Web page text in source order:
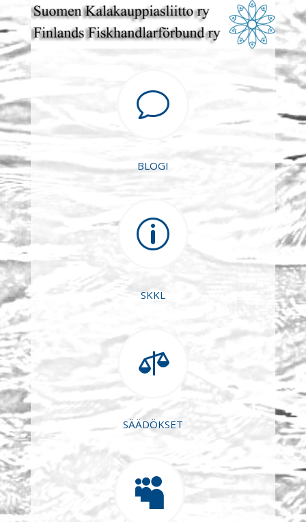
v
BLOGI
p
SKKL

SÄÄDÖKSET
